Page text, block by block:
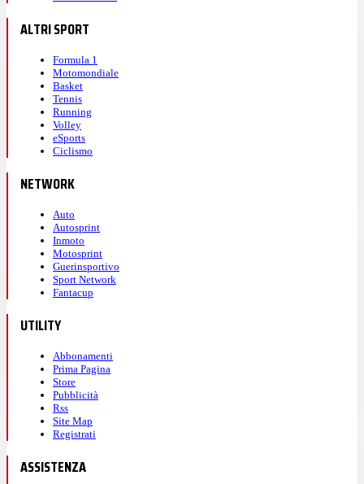
ALTRI SPORT
Formula 1
Motomondiale
Basket
Tennis
Running
Volley
eSports
Ciclismo
NETWORK
Auto
Autosprint
Inmoto
Motosprint
Guerinsportivo
Sport Network
Fantacup
UTILITY
Abbonamenti
Prima Pagina
Store
Pubblicità
Rss
Site Map
Registrati
ASSISTENZA